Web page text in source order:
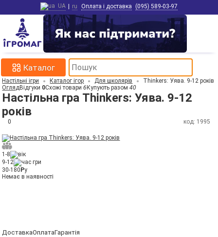
UA | ru Оплата і доставка (095) 589-03-97
Каталог
Настільні ігри Каталог ігор Для школярів
Thinkers: Уява. 9-12 років
ОглядВідгуки 0Схожі товари6 Купують разом40
Настільна гра Thinkers: Уява. 9-12
років
0 код: 1995
1-8
9-12
30-180 Ру
Немає в наявності
ДоставкаОплатаГарантія